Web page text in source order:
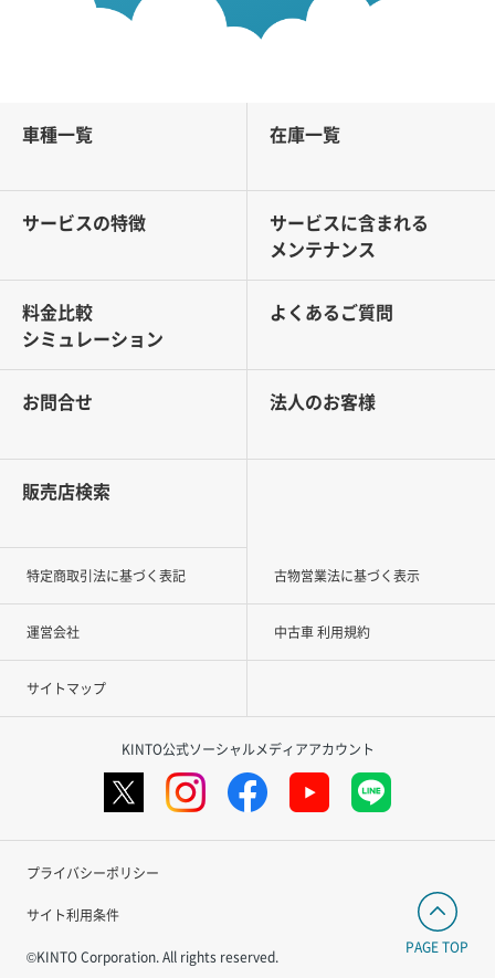
車種一覧 在庫一覧
サービスの特徴
サービスに含まれる
メンテナンス
料金比較
シミュレーション
よくあるご質問
お問合せ 法人のお客様
販売店検索
特定商取引法に基づく表記 古物営業法に基づく表示
運営会社 中古車 利用規約
サイトマップ
KINTO公式ソーシャルメディアアカウント
プライバシーポリシー
サイト利用条件
©KINTO Corporation. All rights reserved.
PAGE TOP